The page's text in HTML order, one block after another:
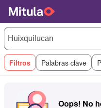
Filtros Palabras clave
Oops! No